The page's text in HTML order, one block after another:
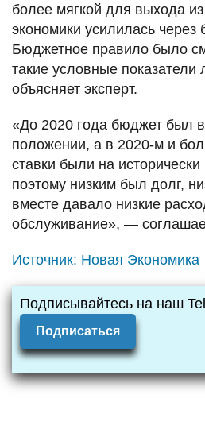
более мягкой для выхода
экономики усилилась
Бюджетное правило было
такие условные
объясняет эксперт.
«До 2020 года бюджет был
положении, а в 2020-м и
ставки были на
поэтому низким был долг,
вместе давало низкие
обслуживание», —
Источник: Новая Экономика
Подписывайтесь на наш
Подписаться